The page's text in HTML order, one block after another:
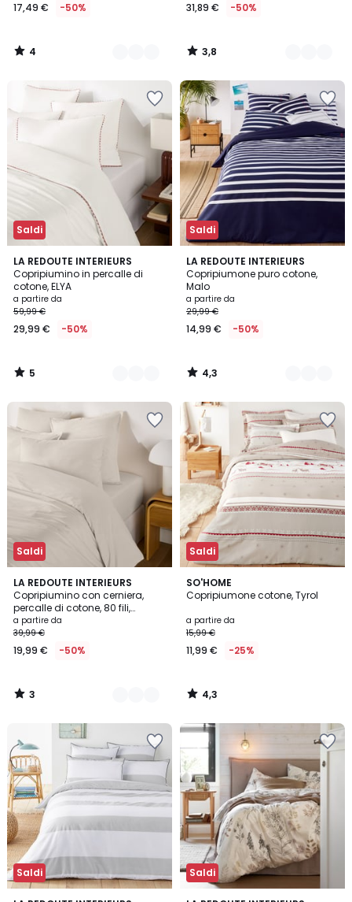
17,49 € -50%
4
/
31,89 € -50%
3,8
/
Saldi
LA REDOUTE INTERIEURS
Copripiumino in percalle di
cotone, ELYA
a partire da
59,99 €
29,99 € -50%
5
/
5
3
Colori
5
/
Saldi
LA REDOUTE INTERIEURS
Copripiumone puro cotone,
Malo
a partire da
29,99 €
14,99 € -50%
4,3
/ 5
3
Colori
4,3
/
Saldi
LA REDOUTE INTERIEURS
Copripiumino con cerniera,
percalle di cotone, 80 fili,
Scenario
a partire da
39,99 €
19,99 € -50%
3
/
5
9
Colori
3
/
Saldi
SO'HOME
Copripiumone cotone, Tyrol
a partire da
15,99 €
11,99 € -25%
4,3
/ 5
4,3
/
Saldi Saldi